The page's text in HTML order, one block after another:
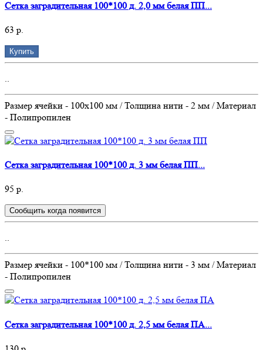
Сетка заградительная 100*100 д. 2,0 мм белая ПП...
63 р.
Купить
..
Размер ячейки - 100х100 мм / Толщина нити - 2 мм / Материал
- Полипропилен
Сетка заградительная 100*100 д. 3 мм белая ПП...
95 р.
Сообщить когда появится
..
Размер ячейки - 100*100 мм / Толщина нити - 3 мм / Материал
- Полипропилен
Сетка заградительная 100*100 д. 2,5 мм белая ПА...